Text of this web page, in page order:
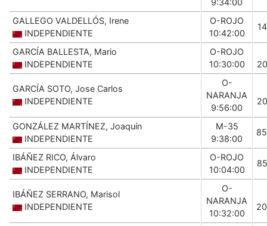
9:34:00
GALLEGO VALDELLÓS, Irene
INDEPENDIENTE
O-ROJO
10:42:00
GARCÍA BALLESTA, Mario
INDEPENDIENTE
O-ROJO
10:30:00
GARCÍA SOTO, Jose Carlos
INDEPENDIENTE
O-
NARANJA
9:56:00
GONZÁLEZ MARTÍNEZ, Joaquín
INDEPENDIENTE
M-35
9:38:00
IBÁÑEZ RICO, Álvaro
INDEPENDIENTE
O-ROJO
10:04:00
IBÁÑEZ SERRANO, Marisol
INDEPENDIENTE
O-
NARANJA
10:32:00